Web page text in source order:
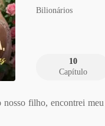
Bilionários
10
Capítulo
filho, encontrei